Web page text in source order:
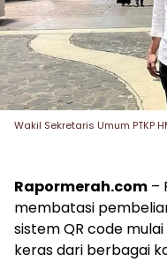
Wakil Sekretaris Umum PTKP
Rapormerah.com –
membatasi
sistem QR code
keras dari berbagai